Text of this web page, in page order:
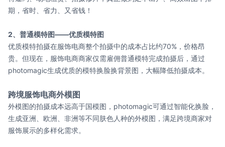
期，省时、省力、又省钱！
2、普通模特图——优质模特图
优质模特拍摄在服饰电商整个拍摄中的成本占比约70%，价格昂
贵。但现在，服饰电商商家仅需雇佣普通模特完成拍摄后，通过
photomagic生成优质的模特换脸换背景图，大幅降低拍摄成本。
跨境服饰电商外模图
外模图的拍摄成本远高于国模图，photomagic可通过智能化换脸，
生成亚洲、欧洲、非洲等不同肤色人种的外模图，满足跨境商家对
服饰展示的多样化需求。